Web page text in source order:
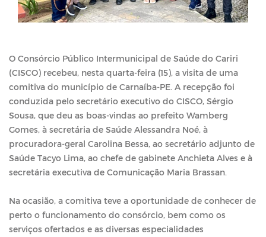
O Consórcio Público Intermunicipal de Saúde do Cariri
(CISCO) recebeu, nesta quarta-feira (15), a visita de uma
comitiva do município de Carnaíba-PE. A recepção foi
conduzida pelo secretário executivo do CISCO, Sérgio
Sousa, que deu as boas-vindas ao prefeito Wamberg
Gomes, à secretária de Saúde Alessandra Noé, à
procuradora-geral Carolina Bessa, ao secretário adjunto de
Saúde Tacyo Lima, ao chefe de gabinete Anchieta Alves e à
secretária executiva de Comunicação Maria Brassan.
Na ocasião, a comitiva teve a oportunidade de conhecer de
perto o funcionamento do consórcio, bem como os
serviços ofertados e as diversas especialidades